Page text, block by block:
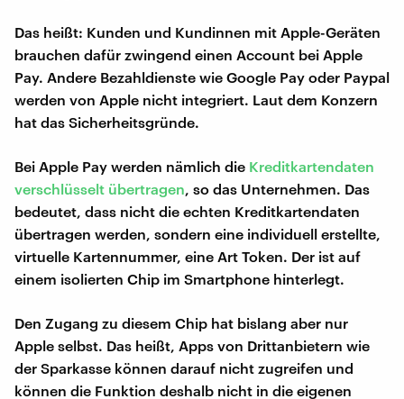
Das heißt: Kunden und Kundinnen mit Apple-Geräten
brauchen dafür zwingend einen Account bei Apple
Pay. Andere Bezahldienste wie Google Pay oder Paypal
werden von Apple nicht integriert. Laut dem Konzern
hat das Sicherheitsgründe.
Bei Apple Pay werden nämlich die Kreditkartendaten
verschlüsselt übertragen , so das Unternehmen. Das
bedeutet, dass nicht die echten Kreditkartendaten
übertragen werden, sondern eine individuell erstellte,
virtuelle Kartennummer, eine Art Token. Der ist auf
einem isolierten Chip im Smartphone hinterlegt.
Den Zugang zu diesem Chip hat bislang aber nur
Apple selbst. Das heißt, Apps von Drittanbietern wie
der Sparkasse können darauf nicht zugreifen und
können die Funktion deshalb nicht in die eigenen